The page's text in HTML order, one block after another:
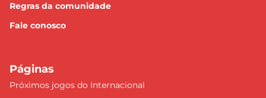
Regras da comunidade
Fale conosco
Páginas
Próximos jogos do Internacional